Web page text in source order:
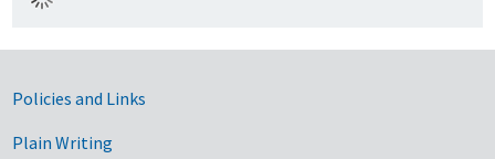
Government Links
Policies and Links
Plain Writing